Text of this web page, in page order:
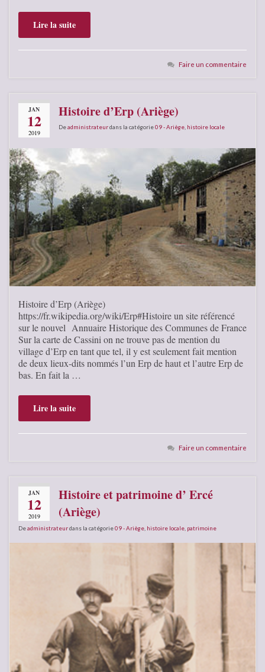
Lire la suite
Faire un commentaire
JAN
12
2019
Histoire d’Erp (Ariège)
Deadministrateurdans la catégorie09 - Ariège histoire locale
Histoire d’Erp (Ariège)
https://fr.wikipedia.org/wiki/Erp#Histoire un site référencé
sur le nouvel Annuaire Historique des Communes de France
Sur la carte de Cassini on ne trouve pas de mention du
village d’Erp en tant que tel, il y est seulement fait mention
de deux lieux-dits nommés l’un Erp de haut et l’autre Erp de
bas. En fait la …
Lire la suite
Faire un commentaire
JAN
12
2019
Histoire et patrimoine d’ Ercé
(Ariège)
Deadministrateurdans la catégorie09 - Ariège histoire locale patrimoine